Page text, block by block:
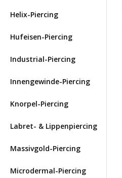
Helix-Piercing
Hufeisen-Piercing
Industrial-Piercing
Innengewinde-Piercing
Knorpel-Piercing
Labret- & Lippenpiercing
Massivgold-Piercing
Microdermal-Piercing